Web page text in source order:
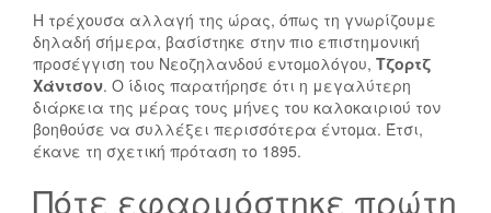
Η τρέχουσα αλλαγή της ώρας, όπως τη γνωρίζουμε
δηλαδή σήμερα, βασίστηκε στην πιο επιστημονική
προσέγγιση του Νεοζηλανδού εντοµολόγου, Τζορτζ
Χάντσον. Ο ίδιος παρατήρησε ότι η μεγαλύτερη
διάρκεια της μέρας τους μήνες του καλοκαιριού τον
βοηθούσε να συλλέξει περισσότερα έντοµα. Έτσι,
έκανε τη σχετική πρόταση το 1895.
Πότε εφαρμόστηκε πρώτη